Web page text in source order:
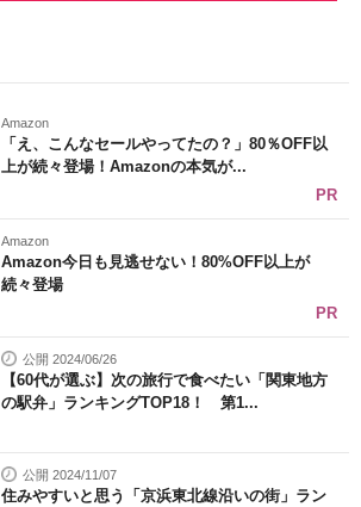
Amazon
「え、こんなセールやってたの？」80％OFF以
上が続々登場！Amazonの本気が...
PR
Amazon
Amazon今日も見逃せない！80%OFF以上が
続々登場
PR
公開 2024/06/26
【60代が選ぶ】次の旅行で食べたい「関東地方
の駅弁」ランキングTOP18！ 第1...
公開 2024/11/07
住みやすいと思う「京浜東北線沿いの街」ラン